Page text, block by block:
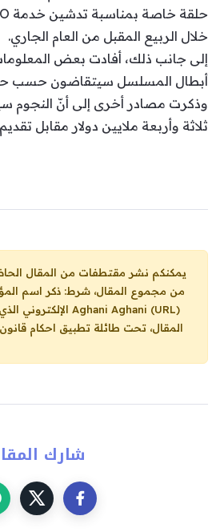
خلال الربيع المقبل من العام الجاري.
إلى جانب ذلك، أفادت بعض
وذكرت مصادر أخرى إلى أنّ النجوم
ثلاثة وأربعة ملايين دولار مقابل
من مجموع المقال، شرط: ذكر اسم
Aghani Aghani (URL) الإلكتروني
المقال، تحت طائلة تطبيق احكام قانون
شارك